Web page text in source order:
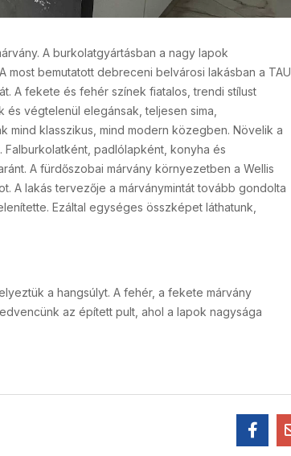
A burkolatgyártásban a nagy lapok
most bemutatott debreceni belvárosi lakásban a TAU
A fekete és fehér színek fiatalos, trendi stílust
végtelenül elegánsak, teljesen sima,
klasszikus, mind modern közegben. Növelik a
padlólapként, konyha és
A fürdőszobai márvány környezetben a Wellis
A lakás tervezője a márványmintát tovább gondolta
Ezáltal egységes összképet láthatunk,
a hangsúlyt. A fehér, a fekete márvány
az épített pult, ahol a lapok nagysága